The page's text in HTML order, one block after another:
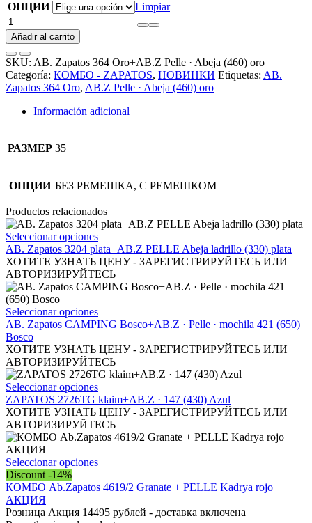
ОПЦИИ
Limpiar
AB.
Zapatos
364
Oro+AB.Z
Pelle
·
Abeja
(460)
cantidad
Añadir al carrito
SKU: AB. Zapatos 364 Oro+AB.Z Pelle · Abeja (460) oro
Categoría: КОМБО - ZAPATOS, НОВИНКИ Etiquetas: AB.
Zapatos 364 Oro, AB.Z Pelle · Abeja (460) oro
Información adicional
РАЗМЕР 35
ОПЦИИ БЕЗ РЕМЕШКА, С РЕМЕШКОМ
Productos relacionados
Seleccionar opcionesEste
producto
tiene
múltiples
variantes.
opciones
se
elegir
en
la
página
de
producto
AB. Zapatos 3204 plata+AB.Z PELLE Abeja ladrillo (330) plata
ХОТИТЕ УЗНАТЬ ЦЕНУ - ЗАРЕГИСТРИРУЙТЕСЬ ИЛИ
АВТОРИЗИРУЙТЕСЬ
Seleccionar opcionesEste
producto
múltiples
variantes.
Las
opciones
se
pueden
elegir
en
página
producto
АВ. Zapatos CAMPING Bosco+AB.Z · Pelle · mochila 421 (650)
Bosco
ХОТИТЕ УЗНАТЬ ЦЕНУ - ЗАРЕГИСТРИРУЙТЕСЬ ИЛИ
АВТОРИЗИРУЙТЕСЬ
Seleccionar opcionesEste
producto
tiene
múltiples
variantes.
opciones
pueden
en
ZAPATOS 2726TG klaim+AB.Z · 147 (430) Azul
ХОТИТЕ УЗНАТЬ ЦЕНУ - ЗАРЕГИСТРИРУЙТЕСЬ ИЛИ
АВТОРИЗИРУЙТЕСЬ
Seleccionar opcionesEste
tiene
variantes.
Discount -14%
КОМБО Ab.Zapatos 4619/2 Granate + PELLE Kadrya rojo
АКЦИЯ
Розница Акция 14495 рублей - доставка включена